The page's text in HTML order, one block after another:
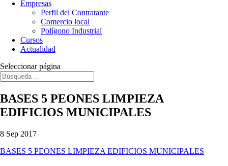
Empresas
Perfil del Contratante
Comercio local
Polígono Industrial
Cursos
Actualidad
Seleccionar página
BASES 5 PEONES LIMPIEZA
EDIFICIOS MUNICIPALES
8 Sep 2017
BASES 5 PEONES LIMPIEZA EDIFICIOS MUNICIPALES